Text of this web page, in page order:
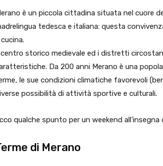
è un piccola cittadina situata nel cuore
tedesca e italiana: questa
centro storico medievale ed i distretti
Da 200 anni Merano è una
le sue condizioni climatiche favorevoli
possibilità di attività sportive e culturali.
qualche spunto per un weekend
di Merano